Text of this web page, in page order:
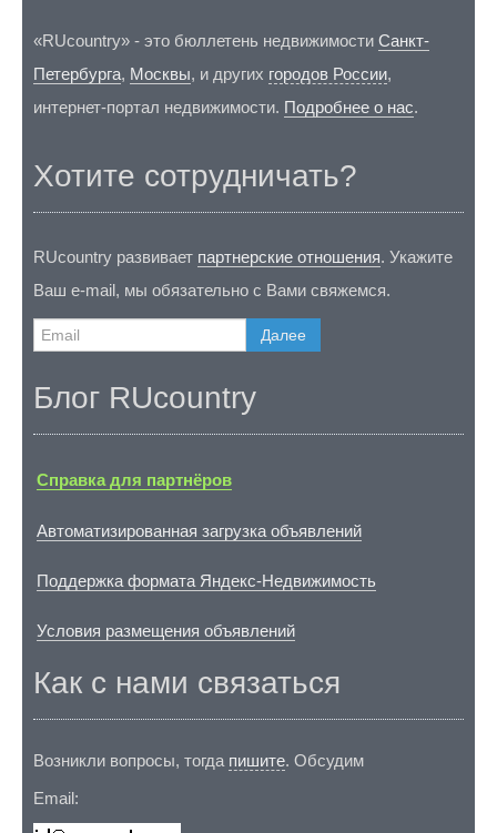
«RUcountry» - это бюллетень недвижимости Санкт-
Петербурга, Москвы, и других городов России,
интернет-портал недвижимости. Подробнее о нас.
Хотите сотрудничать?
RUcountry развивает партнерские отношения. Укажите
Ваш e-mail, мы обязательно с Вами свяжемся.
Далее
Блог RUcountry
Справка для партнёров
Автоматизированная загрузка объявлений
Поддержка формата Яндекс-Недвижимость
Условия размещения объявлений
Как с нами связаться
Возникли вопросы, тогда пишите. Обсудим
Email: